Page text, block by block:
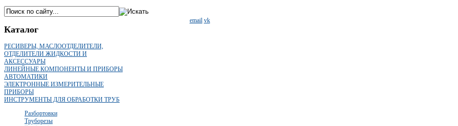
email vk
Каталог
РЕСИВЕРЫ, МАСЛООТДЕЛИТЕЛИ,
ОТДЕЛИТЕЛИ ЖИДКОСТИ И
АКСЕССУАРЫ
ЛИНЕЙНЫЕ КОМПОНЕНТЫ И ПРИБОРЫ
АВТОМАТИКИ
ЭЛЕКТРОННЫЕ ИЗМЕРИТЕЛЬНЫЕ
ПРИБОРЫ
ИНСТРУМЕНТЫ ДЛЯ ОБРАБОТКИ ТРУБ
Разбортовки
Труборезы